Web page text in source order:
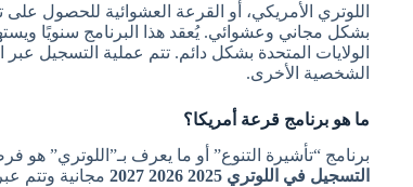
اللوتري الأمريكي، أو القرعة العشوائية للحصول
بشكل مجاني وعشوائي. يُعقد هذا البرنامج سنويًا
الولايات المتحدة بشكل دائم. تتم عملية التسجيل
الشخصية الأخرى.
ما هو برنامج قرعة أمريكا؟
برنامج “تأشيرة التنوع” أو ما يعرف بـ”اللوتري”
التسجيل في اللوتري 2025 2026 2027
مجانية وتتم